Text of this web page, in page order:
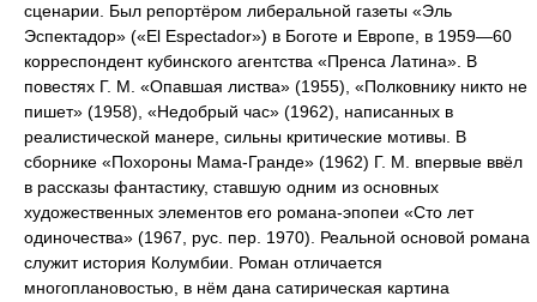
сценарии. Был репортёром либеральной газеты «Эль
Эспектадор» («El Espectador») в Боготе и Европе, в 1959—60
корреспондент кубинского агентства «Пренса Латина». В
повестях Г. М. «Опавшая листва» (1955), «Полковнику никто не
пишет» (1958), «Недобрый час» (1962), написанных в
реалистической манере, сильны критические мотивы. В
сборнике «Похороны Мама-Гранде» (1962) Г. М. впервые ввёл
в рассказы фантастику, ставшую одним из основных
художественных элементов его романа-эпопеи «Сто лет
одиночества» (1967, рус. пер. 1970). Реальной основой романа
служит история Колумбии. Роман отличается
многоплановостью, в нём дана сатирическая картина